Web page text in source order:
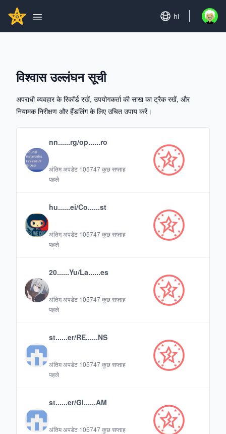
GITHUBSTAR
Open main menu
Set language
hi Open
विश्वास उल्लंघन सूची
अपराधी व्यवहार के रिकॉर्ड रखें, उपयोगकर्ता की साख का ट्रैक रखें, और
नियामक निरीक्षण और हैंडलिंग के लिए उचित उपाय करें।
nn......rg/op......ro
अंतिम अपडेट 105747 कुछ सप्ताह
पहले
hu......ei/Co......st
अंतिम अपडेट 105747 कुछ सप्ताह
पहले
20......Yu/La......es
अंतिम अपडेट 105747 कुछ सप्ताह
पहले
st......er/RE......NS
अंतिम अपडेट 105747 कुछ सप्ताह
पहले
st......er/GI......AM
अंतिम अपडेट 105747 कुछ सप्ताह